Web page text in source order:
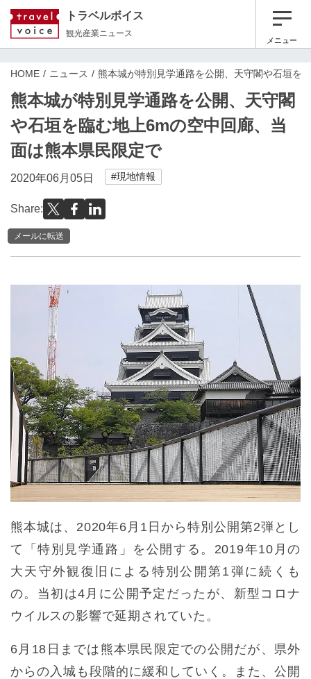
トラベルボイス
観光産業ニュース
メニュー
HOME ニュース 熊本城が特別見学通路を公開、天守閣や石垣を
熊本城が特別見学通路を公開、天守閣
や石垣を臨む地上6mの空中回廊、当
面は熊本県民限定で
2020年06月05日 #現地情報
Share:
メールに転送
熊本城は、2020年6月1日から特別公開第2弾とし
て「特別見学通路」を公開する。2019年10月の
大天守外観復旧による特別公開第1弾に続くも
の。当初は4月に公開予定だったが、新型コロナ
ウイルスの影響で延期されていた。
6月18日までは熊本県民限定での公開だが、県外
からの入城も段階的に緩和していく。また、公開